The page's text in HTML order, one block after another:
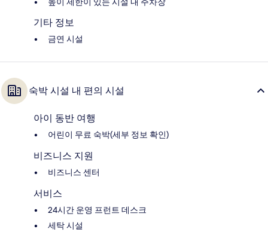
기타 정보
금연 시설
숙박 시설 내 편의 시설
아이 동반 여행
어린이 무료 숙박(세부 정보 확인)
비즈니스 지원
비즈니스 센터
서비스
24시간 운영 프런트 데스크
세탁 시설